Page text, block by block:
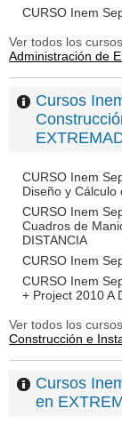
CURSO Inem
Ver todos los
Administración de
Cursos
CURSO Inem
Diseño y Cálculo
CURSO Inem
Cuadros de
DISTANCIA
CURSO Inem
CURSO Inem
+ Project 2010 A
Ver todos los
Construcción e
Cursos
en